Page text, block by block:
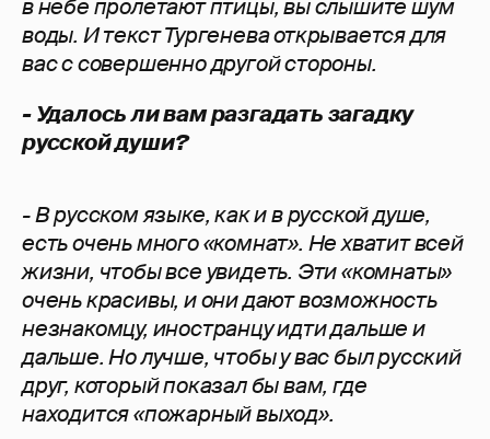
в небе пролетают птицы, вы слышите шум
воды. И текст Тургенева открывается для
вас с совершенно другой стороны.
- Удалось ли вам разгадать загадку
русской души?
- В русском языке, как и в русской душе,
есть очень много «комнат». Не хватит всей
жизни, чтобы все увидеть. Эти «комнаты»
очень красивы, и они дают возможность
незнакомцу, иностранцу идти дальше и
дальше. Но лучше, чтобы у вас был русский
друг, который показал бы вам, где
находится «пожарный выход».